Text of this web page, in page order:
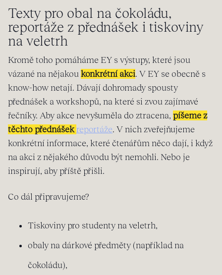
Texty pro obal na čokoládu,
reportáže z přednášek i tiskoviny
na veletrh
Kromě toho pomáháme EY s výstupy, které jsou
vázané na nějakou konkrétní akci. V EY se obecně s
know-how netají. Dávají dohromady spousty
přednášek a workshopů, na které si zvou zajímavé
řečníky. Aby akce nevyšuměla do ztracena, píšeme z
těchto přednášek reportáže. V nich zveřejňujeme
konkrétní informace, které čtenářům něco dají, i když
na akci z nějakého důvodu být nemohli. Nebo je
inspirují, aby příště přišli.
Co dál připravujeme?
Tiskoviny pro studenty na veletrh,
obaly na dárkové předměty (například na
čokoládu),